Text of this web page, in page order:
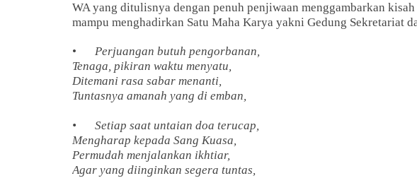
WA yang ditulisnya dengan penuh penjiwaan menggambarkan
mampu menghadirkan Satu Maha Karya yakni Gedung Sekretariat
•
Perjuangan butuh pengorbanan,
Tenaga, pikiran waktu menyatu,
Ditemani rasa sabar menanti,
Tuntasnya amanah yang di emban,
•
Setiap saat untaian doa terucap,
Mengharap kepada Sang Kuasa,
Permudah menjalankan ikhtiar,
Agar yang diinginkan segera tuntas,